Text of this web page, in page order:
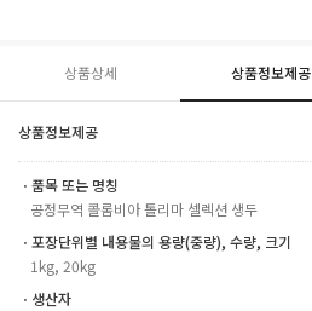
상품상세 상품정보제공
상품정보제공
ㆍ품목 또는 명칭
공정무역 콜롬비아 톨리마 셀렉션 생두
ㆍ포장단위별 내용물의 용량(중량), 수량, 크기
1kg, 20kg
ㆍ생산자